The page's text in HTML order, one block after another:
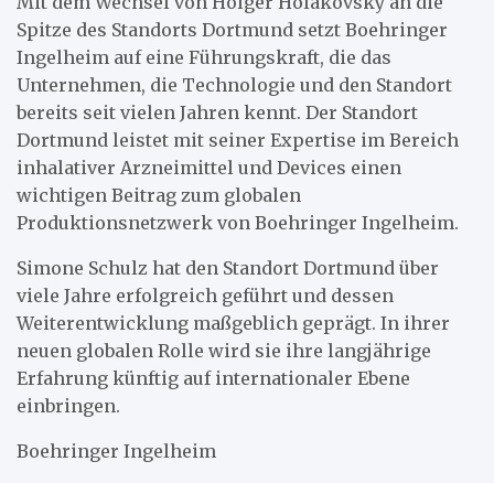
Spitze des Standorts Dortmund setzt Boehringer
Ingelheim auf eine Führungskraft, die das
Unternehmen, die Technologie und den Standort
bereits seit vielen Jahren kennt. Der Standort
Dortmund leistet mit seiner Expertise im Bereich
inhalativer Arzneimittel und Devices einen
wichtigen Beitrag zum globalen
Produktionsnetzwerk von Boehringer Ingelheim.
Simone Schulz hat den Standort Dortmund über
viele Jahre erfolgreich geführt und dessen
Weiterentwicklung maßgeblich geprägt. In ihrer
neuen globalen Rolle wird sie ihre langjährige
Erfahrung künftig auf internationaler Ebene
einbringen.
Boehringer Ingelheim